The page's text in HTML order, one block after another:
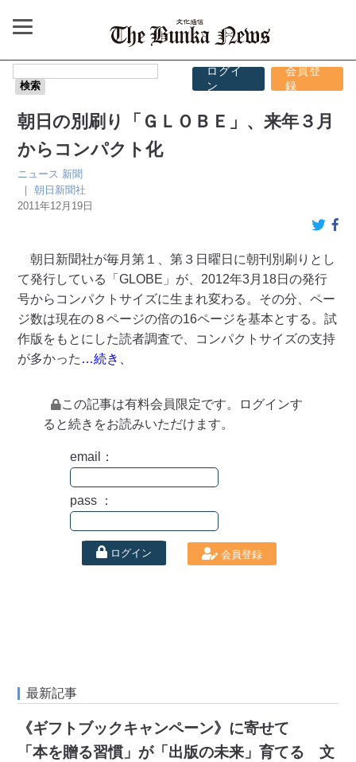
ログイ
ン
会員登
録
朝日の別刷り「ＧＬＯＢＥ」、来年３月
からコンパクト化
ニュース 新聞
｜朝日新聞社
2011年12月19日
朝日新聞社が毎月第１、第３日曜日に朝刊別刷りとし
て発行している「GLOBE」が、2012年3月18日の発行
号からコンパクトサイズに生まれ変わる。その分、ペー
ジ数は現在の８ページの倍の16ページを基本とする。試
作版をもとにした読者調査で、コンパクトサイズの支持
が多かった …続き、
この記事は有料会員限定です。ログインす
ると続きをお読みいただけます。
email：
pass ：
ログイン 会員登録
最新記事
《ギフトブックキャンペーン》に寄せて
「本を贈る習慣」が「出版の未来」育てる 文